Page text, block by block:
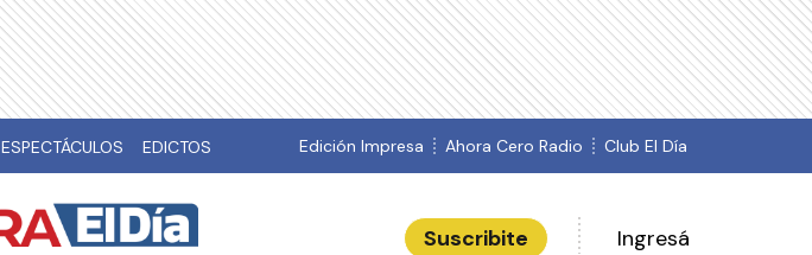
ESPECTÁCULOS EDICTOS Edición Impresa Ahora Cero Radio Club El Día
Suscribite Ingresá